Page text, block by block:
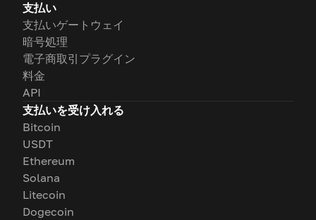
支払い
支払いゲートウェイ
暗号処理
電子商取引プラグイン
料金
API
支払いを受け入れる
Bitcoin
USDT
Ethereum
Solana
Litecoin
Dogecoin